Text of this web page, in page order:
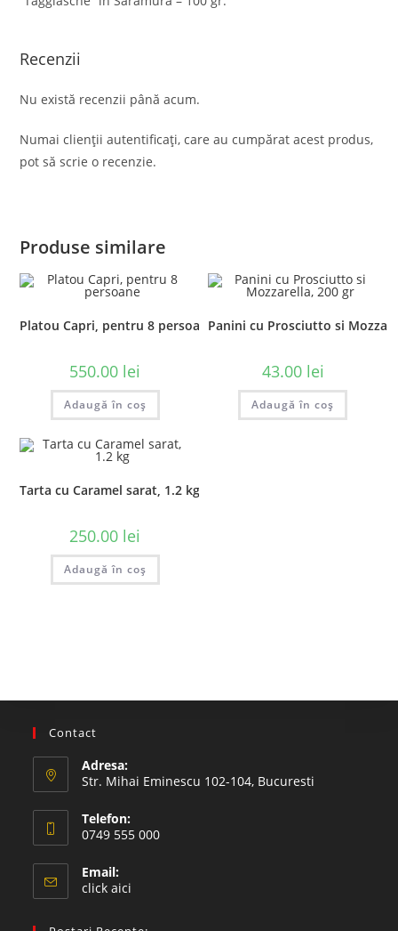
Recenzii
Nu există recenzii până acum.
Numai clienții autentificați, care au cumpărat acest produs,
pot să scrie o recenzie.
Produse similare
Platou Capri, pentru 8 persoane
550.00 lei
Adaugă în coș
Panini cu Prosciutto si
43.00 lei
Adaugă în coș
Tarta cu Caramel sarat, 1.2 kg
250.00 lei
Adaugă în coș
Contact
Adresa:
Str. Mihai Eminescu 102-104, Bucuresti
Telefon:
0749 555 000
Email:
click aici